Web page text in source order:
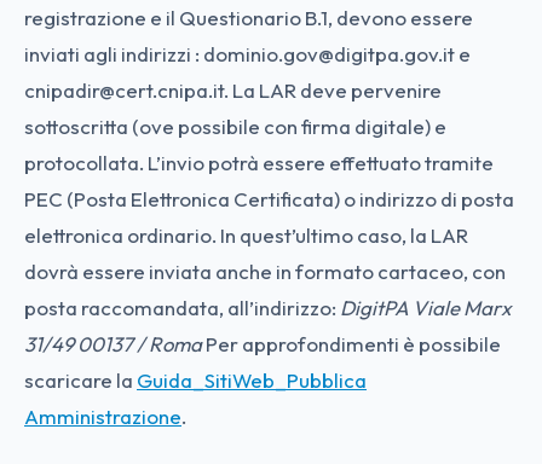
registrazione e il Questionario B.1, devono essere
inviati agli indirizzi : dominio.gov@digitpa.gov.it e
cnipadir@cert.cnipa.it. La LAR deve pervenire
sottoscritta (ove possibile con firma digitale) e
protocollata. L’invio potrà essere effettuato tramite
PEC (Posta Elettronica Certificata) o indirizzo di posta
elettronica ordinario. In quest’ultimo caso, la LAR
dovrà essere inviata anche in formato cartaceo, con
posta raccomandata, all’indirizzo: DigitPA Viale Marx
31/4900137 / RomaPer approfondimenti è possibile
scaricare la Guida_SitiWeb_Pubblica
Amministrazione.